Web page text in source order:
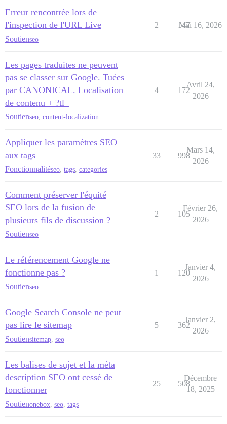
Erreur rencontrée lors de
l'inspection de l'URL Live
Soutienseo
2 147
Mai 16, 2026
Les pages traduites ne peuvent
pas se classer sur Google. Tuées
par CANONICAL. Localisation
de contenu + ?tl=
Soutienseo content-localization
4 172
Avril 24,
2026
Appliquer les paramètres SEO
aux tags
Fonctionnalitéseo tags categories
33 998
Mars 14,
2026
Comment préserver l'équité
SEO lors de la fusion de
plusieurs fils de discussion ?
Soutienseo
2 105
Février 26,
2026
Le référencement Google ne
fonctionne pas ?
Soutienseo
1 120
Janvier 4,
2026
Google Search Console ne peut
pas lire le sitemap
Soutiensitemap seo
5 362
Janvier 2,
2026
Les balises de sujet et la méta
description SEO ont cessé de
fonctionner
Soutienonebox seo tags
25 508
Décembre
18, 2025